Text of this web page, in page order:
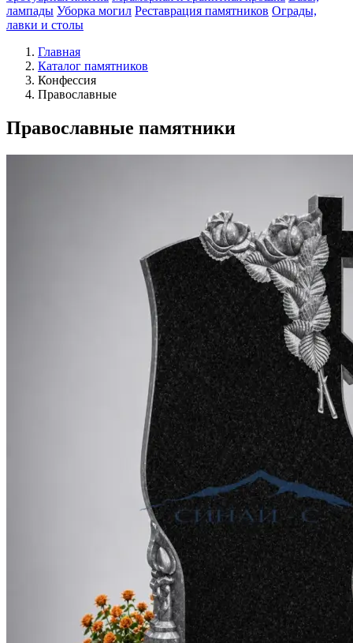
лампады Уборка могил Реставрация памятников Ограды,
лавки и столы
Главная
Каталог памятников
Конфессия
Православные
Православные памятники